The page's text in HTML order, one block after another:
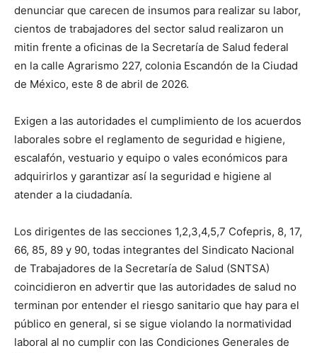
denunciar que carecen de insumos para realizar su labor,
cientos de trabajadores del sector salud realizaron un
mitin frente a oficinas de la Secretaría de Salud federal
en la calle Agrarismo 227, colonia Escandón de la Ciudad
de México, este 8 de abril de 2026.
Exigen a las autoridades el cumplimiento de los acuerdos
laborales sobre el reglamento de seguridad e higiene,
escalafón, vestuario y equipo o vales económicos para
adquirirlos y garantizar así la seguridad e higiene al
atender a la ciudadanía.
Los dirigentes de las secciones 1,2,3,4,5,7 Cofepris, 8, 17,
66, 85, 89 y 90, todas integrantes del Sindicato Nacional
de Trabajadores de la Secretaría de Salud (SNTSA)
coincidieron en advertir que las autoridades de salud no
terminan por entender el riesgo sanitario que hay para el
público en general, si se sigue violando la normatividad
laboral al no cumplir con las Condiciones Generales de